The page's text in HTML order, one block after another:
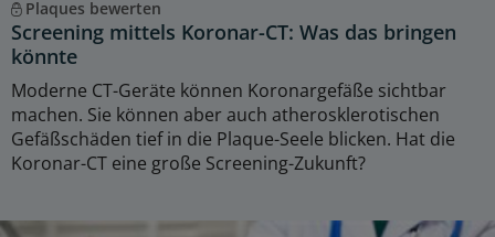
Plaques bewerten
Screening mittels Koronar-CT: Was das bringen
könnte
Moderne CT-Geräte können Koronargefäße sichtbar
machen. Sie können aber auch atherosklerotischen
Gefäßschäden tief in die Plaque-Seele blicken. Hat die
Koronar-CT eine große Screening-Zukunft?